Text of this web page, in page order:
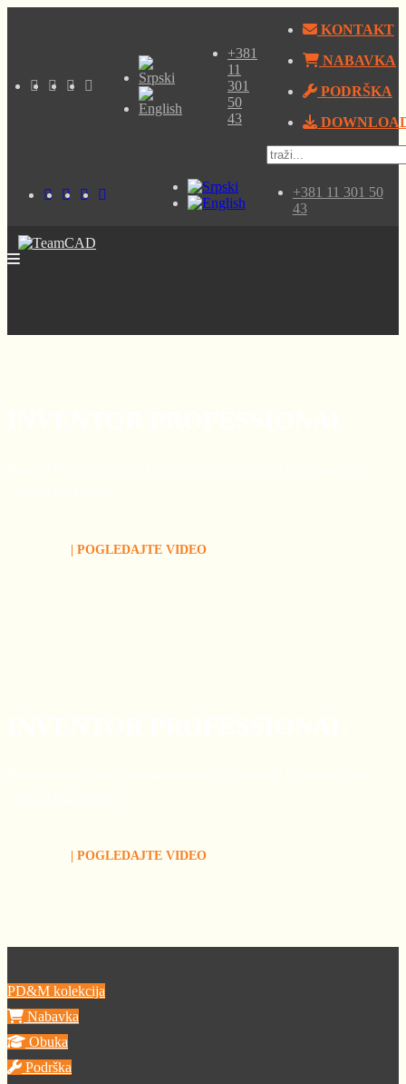
+381
11
301
50
43
KONTAKT
NABAVKA
PODRŠKA
+381 11 301 50
43
| POGLEDAJTE VIDEO
| POGLEDAJTE VIDEO
PD&M kolekcija
Nabavka
Obuka
Podrška